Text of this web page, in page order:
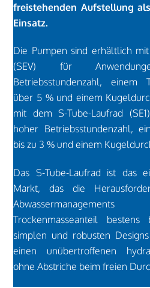
freistehenden Aufstellung
Einsatz.
Die Pumpen sind erhältlich
(SEV) für
Betriebsstundenzahl, einem
über 5 % und einem
mit dem S-Tube-Laufrad
hoher Betriebsstundenzahl,
bis zu 3 % und einem
Das S-Tube-Laufrad ist das
Markt, das die
Trockenmasseanteil
simplen und robusten
einen unübertroffenen
ohne Abstriche beim freien